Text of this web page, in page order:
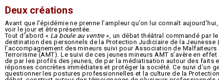
Deux créations
Avant que l’épidémie ne prenne l’ampleur qu’on lui connaît
voir le jour et être présentée.
Tout d’abord « La boule au ventre», un débat théâtral commandé par
destination des personnels de la Protection Judiciaire de la Jeunesse
l’accompagnement des mineurs suivi pour Association de
Terrorisme (AMT). Le suivi de ces jeunes mineurs AMT s’avère en
de par les profils des jeunes, de par la médiatisation autour des faits
réponses concrètes immédiates et protéger la société. Ce suivi d’un
questionner les postures professionnelles et la culture de la